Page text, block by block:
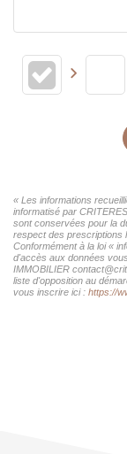
« Les informations
informatisé par
sont conservées pour la
respect des prescriptions
Conformément à la loi «
d'accès aux données
IMMOBILIER
liste d'opposition au
vous inscrire ici : https://